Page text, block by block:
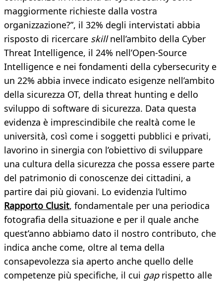
maggiormente richieste dalla vostra
organizzazione?”, il 32% degli intervistati abbia
risposto di ricercare skillnell’ambito della Cyber
Threat Intelligence, il 24% nell’Open-Source
Intelligence e nei fondamenti della cybersecurity e
un 22% abbia invece indicato esigenze nell’ambito
della sicurezza OT, della threat hunting e dello
sviluppo di software di sicurezza. Data questa
evidenza è imprescindibile che realtà come le
università, così come i soggetti pubblici e privati,
lavorino in sinergia con l’obiettivo di sviluppare
una cultura della sicurezza che possa essere parte
del patrimonio di conoscenze dei cittadini, a
partire dai più giovani. Lo evidenzia l’ultimo
Rapporto Clusit, fondamentale per una periodica
fotografia della situazione e per il quale anche
quest’anno abbiamo dato il nostro contributo, che
indica anche come, oltre al tema della
consapevolezza sia aperto anche quello delle
competenze più specifiche, il cui gap rispetto alle